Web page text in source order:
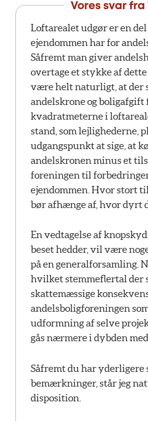
Vores svar fra
Loftarealet udgør er en
ejendommen har for
Såfremt man giver
overtage et stykke af dette
være helt naturligt, at der
andelskrone og boligafgift
kvadratmeterne i
stand, som lejlighederne,
udgangspunkt at sige, at
andelskronen minus et
foreningen til
ejendommen. Hvor stort
bør afhænge af, hvor dyrt
En vedtagelse af
beset hedder, vil være
på en generalforsamling.
hvilket stemmeflertal der
skattemæssige
andelsboligforeningen
udformning af selve
gås nærmere i dybden med.
Såfremt du har yderligere
bemærkninger, står jeg
disposition.